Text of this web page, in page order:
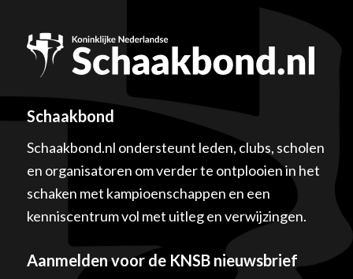
Schaakbond
Schaakbond.nl ondersteunt leden, clubs, scholen
en organisatoren om verder te ontplooien in het
schaken met kampioenschappen en een
kenniscentrum vol met uitleg en verwijzingen.
Aanmelden voor de KNSB nieuwsbrief